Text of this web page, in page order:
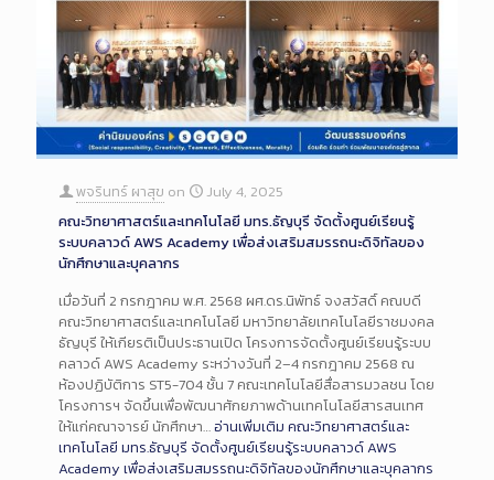
พจรินทร์ ผาสุข on
July 4, 2025
คณะวิทยาศาสตร์และเทคโนโลยี มทร.ธัญบุรี จัดตั้งศูนย์เรียนรู้
ระบบคลาวด์ AWS Academy เพื่อส่งเสริมสมรรถนะดิจิทัลของ
นักศึกษาและบุคลากร
เมื่อวันที่ 2 กรกฎาคม พ.ศ. 2568 ผศ.ดร.นิพัทธ์ จงสวัสดิ์ คณบดี
คณะวิทยาศาสตร์และเทคโนโลยี มหาวิทยาลัยเทคโนโลยีราชมงคล
ธัญบุรี ให้เกียรติเป็นประธานเปิด โครงการจัดตั้งศูนย์เรียนรู้ระบบ
คลาวด์ AWS Academy ระหว่างวันที่ 2–4 กรกฎาคม 2568 ณ
ห้องปฏิบัติการ ST5-704 ชั้น 7 คณะเทคโนโลยีสื่อสารมวลชน โดย
โครงการฯ จัดขึ้นเพื่อพัฒนาศักยภาพด้านเทคโนโลยีสารสนเทศ
ให้แก่คณาจารย์ นักศึกษา…อ่านเพิ่มเติม คณะวิทยาศาสตร์และ
เทคโนโลยี มทร.ธัญบุรี จัดตั้งศูนย์เรียนรู้ระบบคลาวด์ AWS
Academy เพื่อส่งเสริมสมรรถนะดิจิทัลของนักศึกษาและบุคลากร